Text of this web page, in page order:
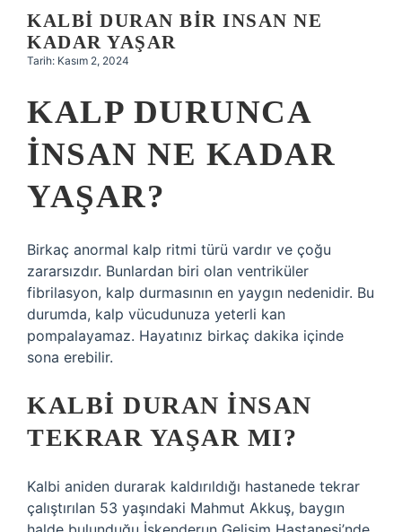
Hakkımızda
KALBI DURAN BIR INSAN NE
KADAR YAŞAR
Tarih: Kasım 2, 2024
KALP DURUNCA
INSAN NE KADAR
YAŞAR?
Birkaç anormal kalp ritmi türü vardır ve çoğu
zararsızdır. Bunlardan biri olan ventriküler
fibrilasyon, kalp durmasının en yaygın nedenidir. Bu
durumda, kalp vücudunuza yeterli kan
pompalayamaz. Hayatınız birkaç dakika içinde
sona erebilir.
KALBI DURAN INSAN
TEKRAR YAŞAR MI?
Kalbi aniden durarak kaldırıldığı hastanede tekrar
çalıştırılan 53 yaşındaki Mahmut Akkuş, baygın